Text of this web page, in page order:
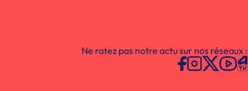
Ne ratez pas notre actu sur nos réseaux :